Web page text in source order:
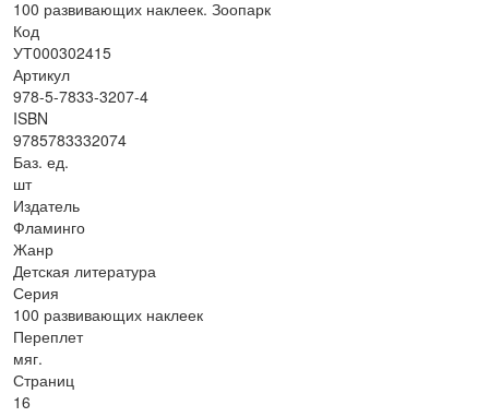
100 развивающих наклеек. Зоопарк
Код
УТ000302415
Артикул
978-5-7833-3207-4
ISBN
9785783332074
Баз. ед.
шт
Издатель
Фламинго
Жанр
Детская литература
Серия
100 развивающих наклеек
Переплет
мяг.
Страниц
16